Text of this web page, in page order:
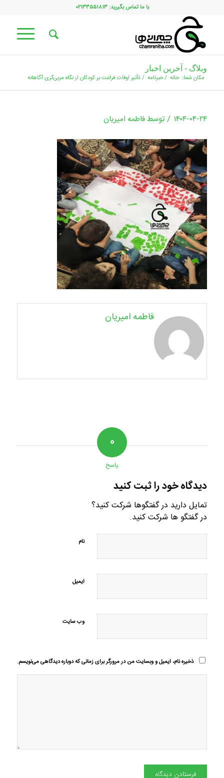
با ما تماس بگیرید: ۰۲۱۳۳۵۵۱۸۱۳
وبلاگ - آخرین اخبار
مکان شما: خانه /خبرنامه /تأثیر اوقات فراغت بر کودکان از نگاه مربی‌گری آگاهانه
۱۴۰۴-۰۴-۲۴ / توسطفاطمه امیریان
فاطمه امیریان
۰
پاسخ
دیدگاه خود را ثبت کنید
تمایل دارید در گفتگوها شرکت کنید؟
در گفتگو ها شرکت کنید.
نام
ایمیل
وب‌ سایت
ذخیره نام، ایمیل و وبسایت من در مرورگر برای زمانی که دوباره دیدگاهی می‌نویسم.